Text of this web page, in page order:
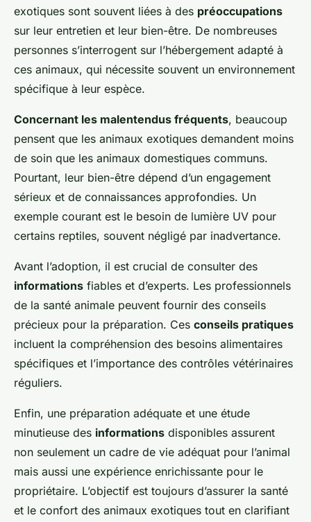
exotiques sont souvent liées à des préoccupations
sur leur entretien et leur bien-être. De nombreuses
personnes s’interrogent sur l’hébergement adapté à
ces animaux, qui nécessite souvent un environnement
spécifique à leur espèce.
Concernant les malentendus fréquents, beaucoup
pensent que les animaux exotiques demandent moins
de soin que les animaux domestiques communs.
Pourtant, leur bien-être dépend d’un engagement
sérieux et de connaissances approfondies. Un
exemple courant est le besoin de lumière UV pour
certains reptiles, souvent négligé par inadvertance.
Avant l’adoption, il est crucial de consulter des
informations fiables et d’experts. Les professionnels
de la santé animale peuvent fournir des conseils
précieux pour la préparation. Ces conseils pratiques
incluent la compréhension des besoins alimentaires
spécifiques et l’importance des contrôles vétérinaires
réguliers.
Enfin, une préparation adéquate et une étude
minutieuse des informations disponibles assurent
non seulement un cadre de vie adéquat pour l’animal
mais aussi une expérience enrichissante pour le
propriétaire. L’objectif est toujours d’assurer la santé
et le confort des animaux exotiques tout en clarifiant